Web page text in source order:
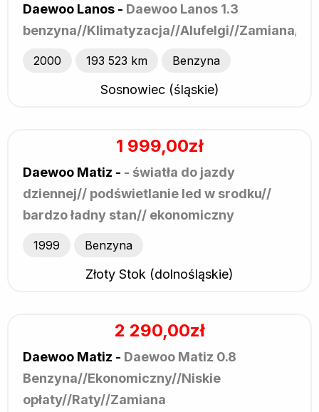
Daewoo Lanos - Daewoo Lanos 1.3
benzyna//Klimatyzacja//Alufelgi//Zamiana//
2000 193 523 km Benzyna
Sosnowiec (śląskie)
1 999,00zł
Daewoo Matiz - - światła do jazdy
dziennej// podświetlanie led w srodku//
bardzo ładny stan// ekonomiczny
1999 Benzyna
Złoty Stok (dolnośląskie)
2 290,00zł
Daewoo Matiz - Daewoo Matiz 0.8
Benzyna//Ekonomiczny//Niskie
opłaty//Raty//Zamiana